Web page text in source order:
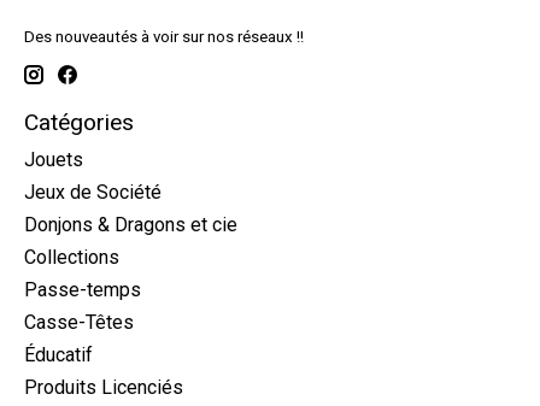
Des nouveautés à voir sur nos réseaux !!
Catégories
Jouets
Jeux de Société
Donjons & Dragons et cie
Collections
Passe-temps
Casse-Têtes
Éducatif
Produits Licenciés